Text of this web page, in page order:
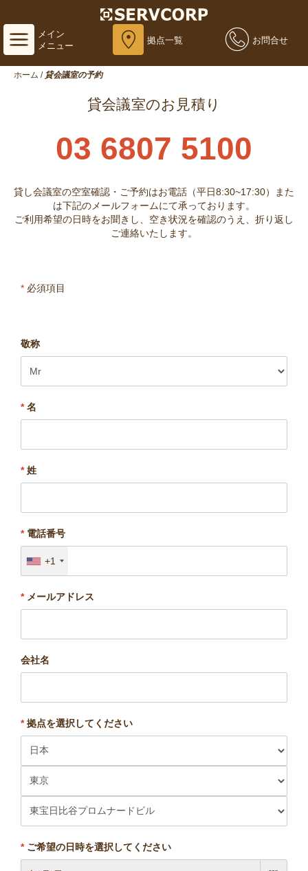
メイン
メニュー
拠点一覧 お問合せ
ホーム / 貸会議室の予約
貸会議室のお見積り
03 6807 5100
貸し会議室の空室確認・ご予約はお電話（平日8:30~17:30）また
は下記のメールフォームにて承っております。
ご利用希望の日時をお聞きし、空き状況を確認のうえ、折り返し
ご連絡いたします。
* 必須項目
敬称
*名
*姓
*電話番号
+1
*メールアドレス
会社名
*拠点を選択してください
*ご希望の日時を選択してください